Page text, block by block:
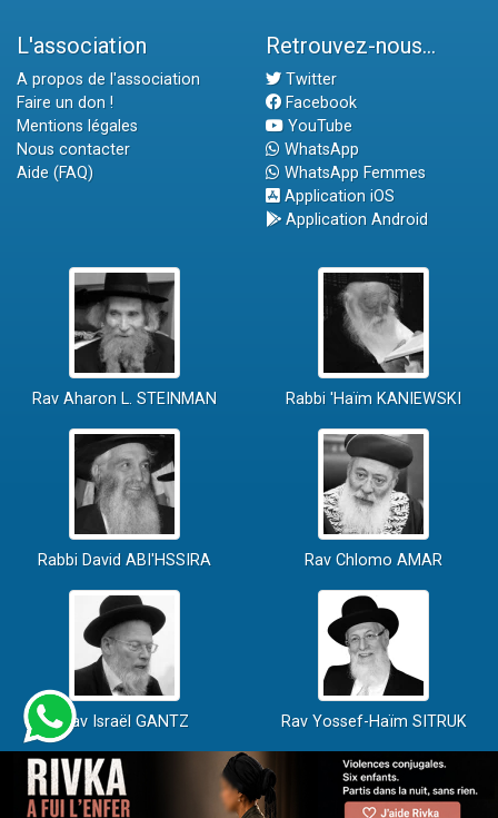
L'association
A propos de l'association
Faire un don !
Mentions légales
Nous contacter
Aide (FAQ)
Retrouvez-nous...
Twitter
Facebook
YouTube
WhatsApp
WhatsApp Femmes
Application iOS
Application Android
Rav Aharon L. STEINMAN Rabbi 'Haïm KANIEWSKI
Rabbi David ABI'HSSIRA Rav Chlomo AMAR
Rav Israël GANTZ Rav Yossef-Haïm SITRUK